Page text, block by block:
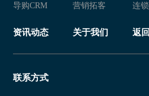
导购CRM
营销拓客 连
资讯动态 关于我们 返
联系方式